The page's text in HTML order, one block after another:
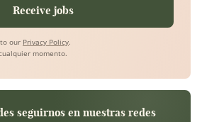
Receive jobs
our Privacy Policy.
momento.
seguirnos en nuestras redes